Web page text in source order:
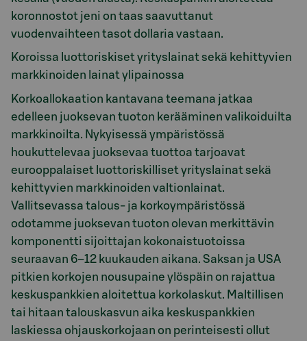
koronnostot jeni on taas saavuttanut
vuodenvaihteen tasot dollaria vastaan.
Koroissa luottoriskiset yrityslainat sekä kehittyvien
markkinoiden lainat ylipainossa
Korkoallokaation kantavana teemana jatkaa
edelleen juoksevan tuoton kerääminen valikoiduilta
markkinoilta. Nykyisessä ympäristössä
houkuttelevaa juoksevaa tuottoa tarjoavat
eurooppalaiset luottoriskilliset yrityslainat sekä
kehittyvien markkinoiden valtionlainat.
Vallitsevassa talous- ja korkoympäristössä
odotamme juoksevan tuoton olevan merkittävin
komponentti sijoittajan kokonaistuotoissa
seuraavan 6–12 kuukauden aikana. Saksan ja USA
pitkien korkojen nousupaine ylöspäin on rajattua
keskuspankkien aloitettua korkolaskut. Maltillisen
tai hitaan talouskasvun aika keskuspankkien
laskiessa ohjauskorkojaan on perinteisesti ollut